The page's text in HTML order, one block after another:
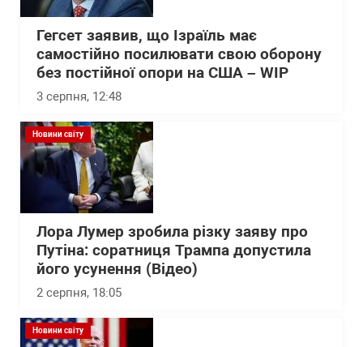
Гегсет заявив, що Ізраїль має
самостійно посилювати свою оборону
без постійної опори на США – WІP
3 серпня, 12:48
Новини світу
Лора Лумер зробила різку заяву про
Путіна: соратниця Трампа допустила
його усунення (Відео)
2 серпня, 18:05
Новини світу